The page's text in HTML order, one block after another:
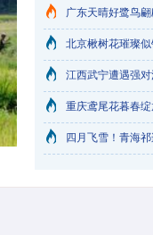
云南多
广东天晴好鹭鸟
北京楸树花璀璨
江西武宁遭遇强
重庆鸢尾花暮春
四月飞雪！青海